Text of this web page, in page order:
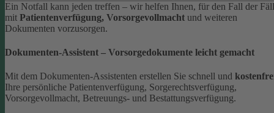
Ein Notfall kann jeden treffen – wir helfen Ihnen, für den Fall der
mit Patientenverfügung, Vorsorgevollmacht und weiteren
Dokumenten vorzusorgen.
Dokumenten-Assistent – Vorsorgedokumente leicht gemacht
Mit dem Dokumenten-Assistenten erstellen Sie schnell und
Ihre persönliche Patientenverfügung, Sorgerechtsverfügung,
Vorsorgevollmacht, Betreuungs- und Bestattungsverfügung.